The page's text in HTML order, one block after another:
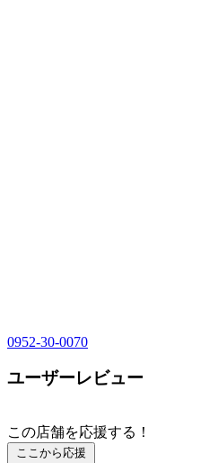
0952-30-0070
ユーザーレビュー
この店舗を応援する！
ここから応援